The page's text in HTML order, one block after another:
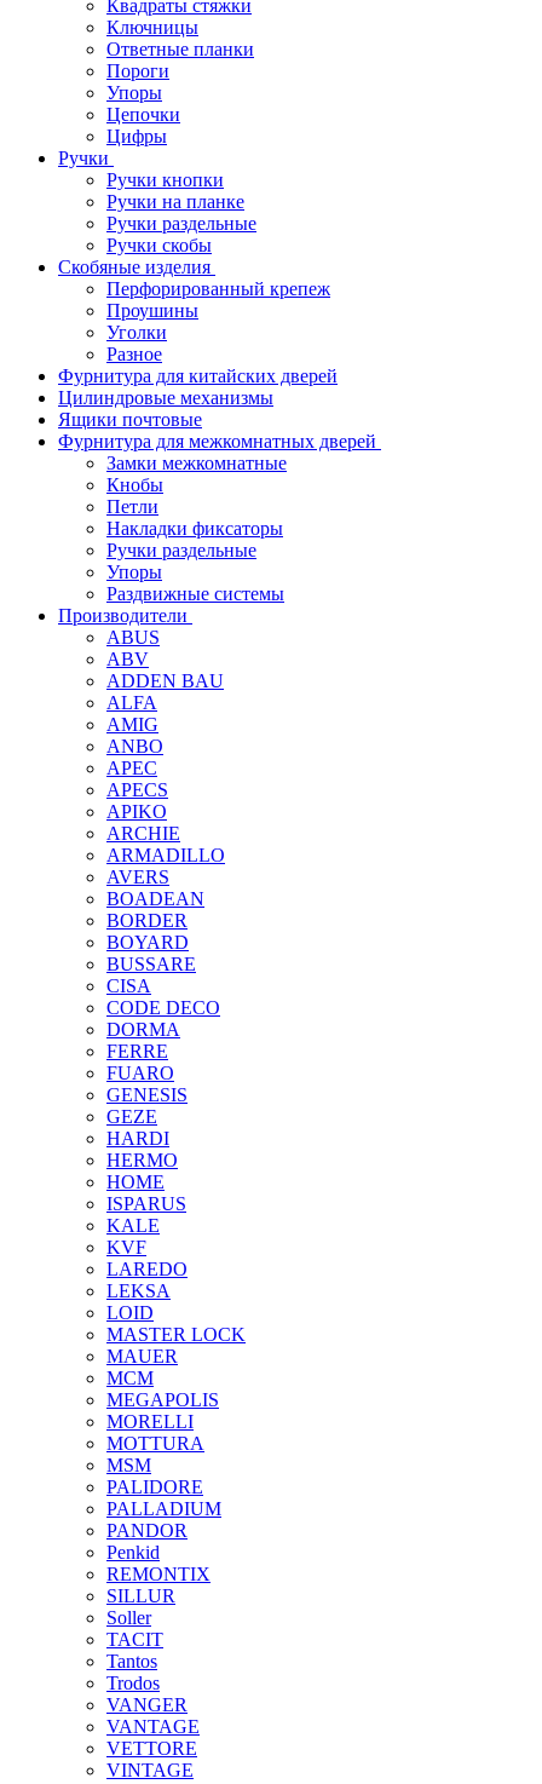
Квадраты стяжки
Ключницы
Ответные планки
Пороги
Упоры
Цепочки
Цифры
Ручки
Ручки кнопки
Ручки на планке
Ручки раздельные
Ручки скобы
Скобяные изделия
Перфорированный крепеж
Проушины
Уголки
Разное
Фурнитура для китайских дверей
Цилиндровые механизмы
Ящики почтовые
Фурнитура для межкомнатных дверей
Замки межкомнатные
Кнобы
Петли
Накладки фиксаторы
Ручки раздельные
Упоры
Раздвижные системы
Производители
ABUS
ABV
ADDEN BAU
ALFA
AMIG
ANBO
APEC
APECS
APIKO
ARCHIE
ARMADILLO
AVERS
BOADEAN
BORDER
BOYARD
BUSSARE
CISA
CODE DECO
DORMA
FERRE
FUARO
GENESIS
GEZE
HARDI
HERMO
HOMЕ
ISPARUS
KALE
KVF
LAREDO
LEKSA
LOID
MASTER LOCK
MAUER
MCM
MEGAPOLIS
MORELLI
MOTTURA
MSM
PALIDORE
PALLADIUM
PANDOR
Penkid
REMONTIX
SILLUR
Soller
TACIT
Tantos
Trodos
VANGER
VANTAGE
VETTORE
VINTAGE